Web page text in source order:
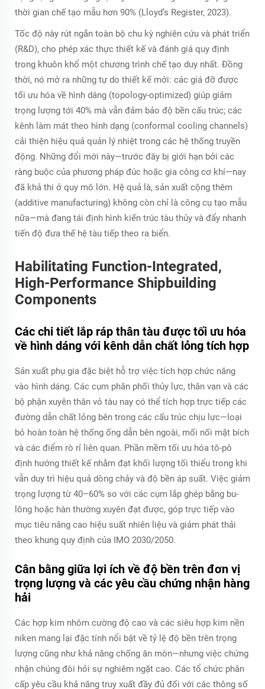
thời gian chế tạo mẫu hơn 90% (Lloyd’s Register, 2023).
Tốc độ này rút ngắn toàn bộ chu kỳ nghiên cứu và phát triển
(R&D), cho phép xác thực thiết kế và đánh giá quy định
trong khuôn khổ một chương trình chế tạo duy nhất. Đồng
thời, nó mở ra những tự do thiết kế mới: các giá đỡ được
tối ưu hóa về hình dáng (topology-optimized) giúp giảm
trọng lượng tới 40% mà vẫn đảm bảo độ bền cấu trúc; các
kênh làm mát theo hình dạng (conformal cooling channels)
cải thiện hiệu quả quản lý nhiệt trong các hệ thống truyền
động. Những đổi mới này—trước đây bị giới hạn bởi các
ràng buộc của phương pháp đúc hoặc gia công cơ khí—nay
đã khả thi ở quy mô lớn. Hệ quả là, sản xuất cộng thêm
(additive manufacturing) không còn chỉ là công cụ tạo mẫu
nữa—mà đang tái định hình kiến trúc tàu thủy và đẩy nhanh
tiến độ đưa thế hệ tàu tiếp theo ra biển.
Habilitating Function-Integrated,
High-Performance Shipbuilding
Components
Các chi tiết lắp ráp thân tàu được tối ưu hóa
về hình dáng với kênh dẫn chất lỏng tích hợp
Sản xuất phụ gia đặc biệt hỗ trợ việc tích hợp chức năng
vào hình dáng. Các cụm phân phối thủy lực, thân van và các
bộ phận xuyên thân vỏ tàu nay có thể tích hợp trực tiếp các
đường dẫn chất lỏng bên trong các cấu trúc chịu lực—loại
bỏ hoàn toàn hệ thống ống dẫn bên ngoài, mối nối mặt bích
và các điểm rò rỉ liên quan. Phần mềm tối ưu hóa tô-pô
định hướng thiết kế nhằm đạt khối lượng tối thiểu trong khi
vẫn duy trì hiệu quả dòng chảy và độ bền áp suất. Việc giảm
trọng lượng từ 40–60% so với các cụm lắp ghép bằng bu-
lông hoặc hàn thường xuyên đạt được, góp trực tiếp vào
mục tiêu nâng cao hiệu suất nhiên liệu và giảm phát thải
theo khung quy định của IMO 2030/2050.
Cân bằng giữa lợi ích về độ bền trên đơn vị
trọng lượng và các yêu cầu chứng nhận hàng
hải
Các hợp kim nhôm cường độ cao và các siêu hợp kim nền
niken mang lại đặc tính nổi bật về tỷ lệ độ bền trên trọng
lượng cũng như khả năng chống ăn mòn—nhưng việc chứng
nhận chúng đòi hỏi sự nghiêm ngặt cao. Các tổ chức phân
cấp yêu cầu khả năng truy xuất đầy đủ đối với các thông số